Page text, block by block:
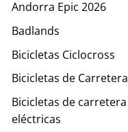
Andorra Epic 2026
Badlands
Bicicletas Ciclocross
Bicicletas de Carretera
Bicicletas de carretera
eléctricas